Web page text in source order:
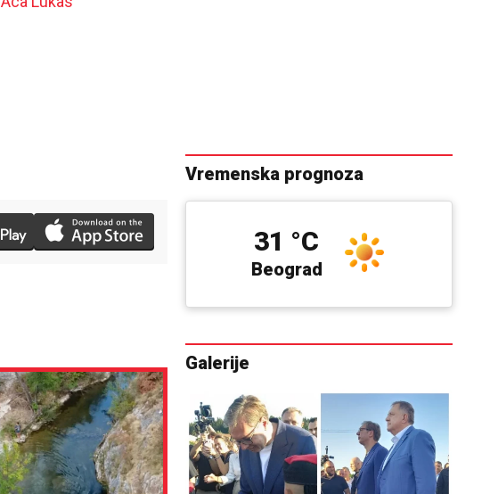
Vremenska prognoza
25 °C
Beograd
31 °C
Galerije